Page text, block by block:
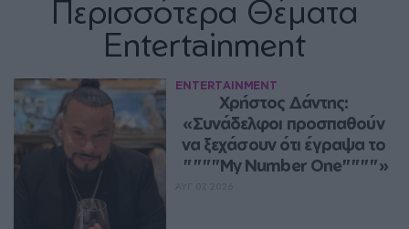
Περισσότερα Θέματα
Entertainment
ENTERTAINMENT
Χρήστος Δάντης:
«Συνάδελφοι προσπαθούν
να ξεχάσουν ότι έγραψα το
""""My Number One""""»